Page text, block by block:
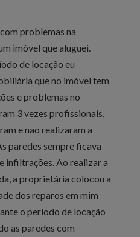
problemas na
imóvel que aluguei.
de locação eu
que no imóvel tem
e problemas no
3 vezes profissionais,
e nao realizaram a
paredes sempre ficava
infiltrações. Ao realizar a
a proprietária colocou a
dos reparos em mim
o período de locação
as paredes com